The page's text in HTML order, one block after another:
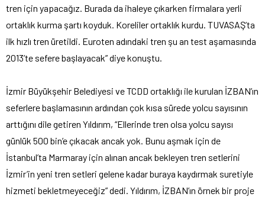
tren için yapacağız. Burada da ihaleye çıkarken firmalara yerli
ortaklık kurma şartı koyduk. Koreliler ortaklık kurdu. TUVASAŞ’ta
ilk hızlı tren üretildi. Euroten adındaki tren şu an test aşamasında
2013’te sefere başlayacak” diye konuştu.
İzmir Büyükşehir Belediyesi ve TCDD ortaklığı ile kurulan İZBAN’ın
seferlere başlamasının ardından çok kısa sürede yolcu sayısının
arttığını dile getiren Yıldırım, “Ellerinde tren olsa yolcu sayısı
günlük 500 bin’e çıkacak ancak yok. Bunu aşmak için de
İstanbul’ta Marmaray için alınan ancak bekleyen tren setlerini
İzmir’in yeni tren setleri gelene kadar buraya kaydırmak suretiyle
hizmeti bekletmeyeceğiz” dedi. Yıldırım, İZBAN’ın örnek bir proje